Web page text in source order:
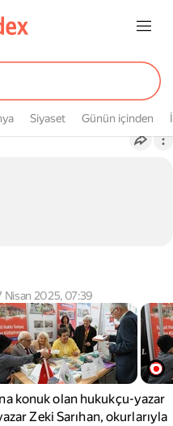
Siyaset Günün içinden
Nisan 2025, 07:39
konuk olan hukukçu-yazar
Zeki Sarıhan, okurlarıyla